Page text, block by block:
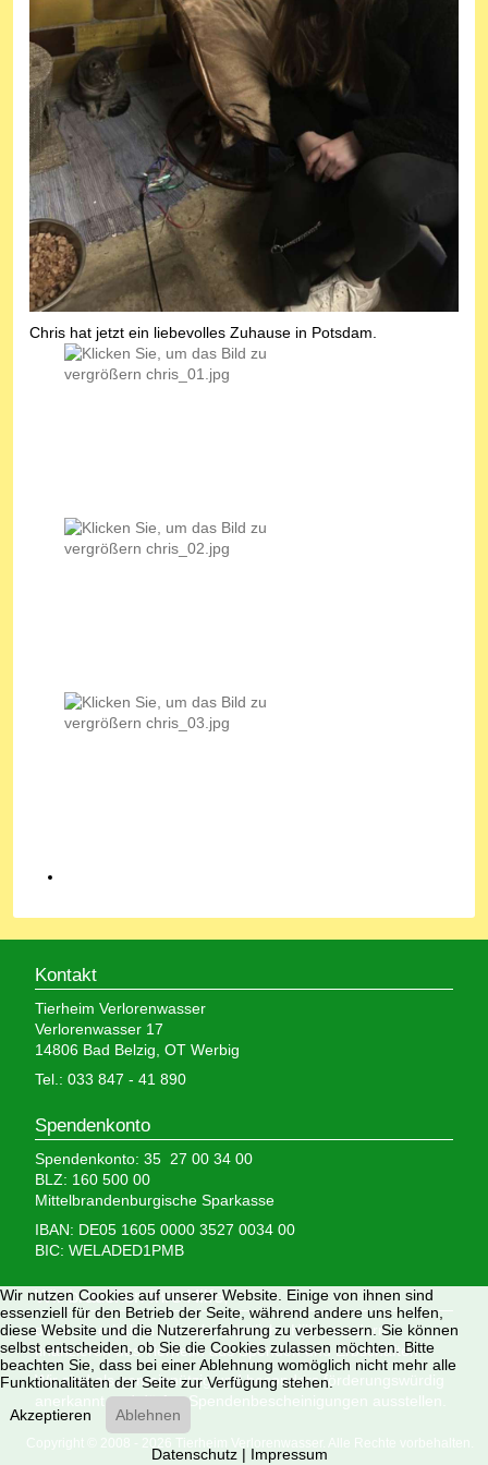
Chris hat jetzt ein liebevolles Zuhause in Potsdam.
Kontakt
Tierheim Verlorenwasser
Verlorenwasser 17
14806 Bad Belzig, OT Werbig
Tel.: 033 847 - 41 890
Spendenkonto
Spendenkonto: 35 27 00 34 00
BLZ: 160 500 00
Mittelbrandenburgische Sparkasse
IBAN: DE05 1605 0000 3527 0034 00
BIC: WELADED1PMB
Wir brauchen Ihre Hilfe,
denn wir erhalten keinerlei staatliche Hilfe, sondern
finanzieren das Tierheim aus Spenden und Erbschaften.
Wir sind als gemeinnützig und besonders förderungswürdig
anerkannt und dürfen Spendenbescheinigungen ausstellen.
Copyright © 2008 - 2026 Tierheim Verlorenwasser. Alle Rechte vorbehalten.
Wir nutzen Cookies auf unserer Website. Einige von ihnen sind
essenziell für den Betrieb der Seite, während andere uns helfen,
diese Website und die Nutzererfahrung zu verbessern. Sie können
selbst entscheiden, ob Sie die Cookies zulassen möchten. Bitte
beachten Sie, dass bei einer Ablehnung womöglich nicht mehr alle
Funktionalitäten der Seite zur Verfügung stehen.
Akzeptieren
Ablehnen
Datenschutz| Impressum